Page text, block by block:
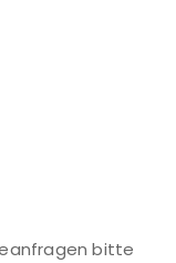
bitte